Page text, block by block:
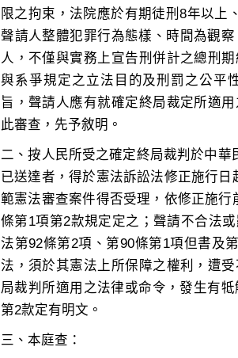
限之拘束，法院應於有期徒刑8年以上
聲請人整體犯罪行為態樣、時間為觀
人，不僅與實務上宣告刑併計之總刑
與系爭規定之立法目的及刑罰之公平
旨，聲請人應有就確定終局裁定所適
二、按人民所受之確定終局裁判於中
已送達者，得於憲法訴訟法修正施行
範憲法審查案件得否受理，依修正施
條第1項第2款規定定之；聲請不合法
法第92條第2項、第90條第1項但書及
法，須於其憲法上所保障之權利，遭
局裁判所適用之法律或命令，發生有